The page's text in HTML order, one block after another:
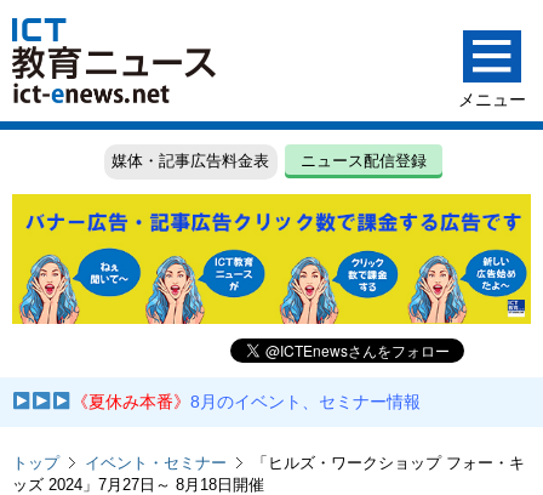
媒体・記事広告料金表 ニュース配信登録
《夏休み本番》8月のイベント、セミナー情報
トップ イベント・セミナー
「ヒルズ・ワークショップ フォー・キ
ッズ 2024」7月27日～ 8月18日開催